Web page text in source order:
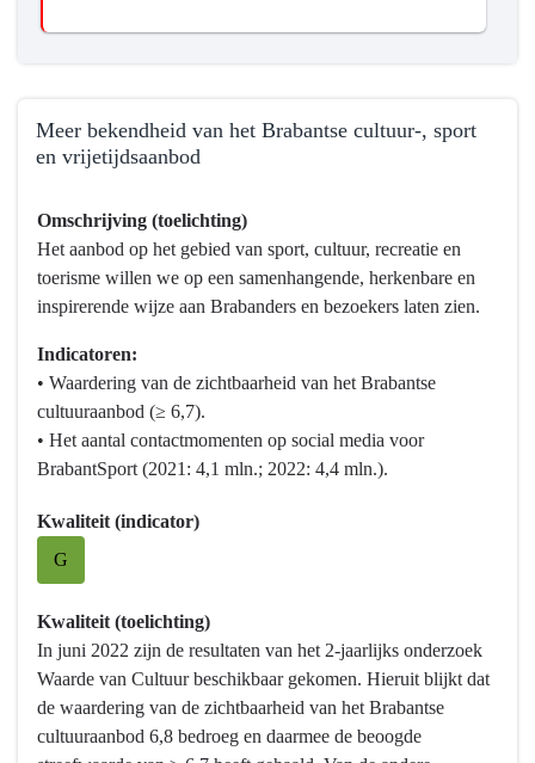
Meer bekendheid van het Brabantse cultuur-, sport
en vrijetijdsaanbod
naar
navigatie
Programma
Vrijetijd,
Cultuur,
Sport
Wat
willen
bereiken?
Meer
bekendheid
van
Omschrijving (toelichting)
Het aanbod op het gebied van sport, cultuur, recreatie en
toerisme willen we op een samenhangende, herkenbare en
inspirerende wijze aan Brabanders en bezoekers laten zien.
Indicatoren:
• Waardering van de zichtbaarheid van het Brabantse
cultuuraanbod (≥ 6,7).
• Het aantal contactmomenten op social media voor
BrabantSport (2021: 4,1 mln.; 2022: 4,4 mln.).
Kwaliteit (indicator)
G
Kwaliteit (toelichting)
In juni 2022 zijn de resultaten van het 2-jaarlijks onderzoek
Waarde van Cultuur beschikbaar gekomen. Hieruit blijkt dat
de waardering van de zichtbaarheid van het Brabantse
cultuuraanbod 6,8 bedroeg en daarmee de beoogde